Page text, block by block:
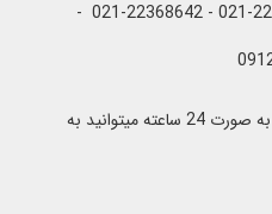
021-22065033 - 021-22368641 - 021-22368642 -
در صورت ایراد یا اشغال خطوط به صورت 24 ساعته میتوانید به